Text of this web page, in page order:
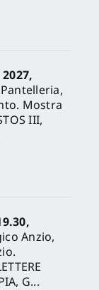
Mostra
III,
Anzio,
G...